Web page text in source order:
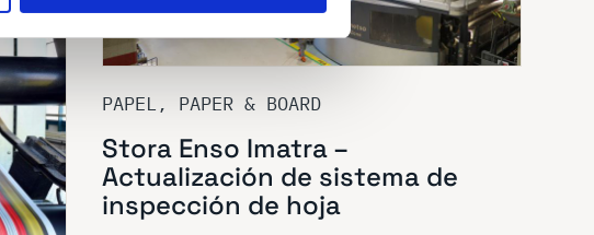
PAPEL, PAPER & BOARD
Stora Enso Imatra –
Actualización de sistema de
inspección de hoja